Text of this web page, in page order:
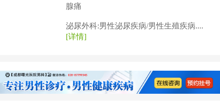
腺痛
泌尿外科:男性泌尿疾病/男性生殖疾病....
[详情]